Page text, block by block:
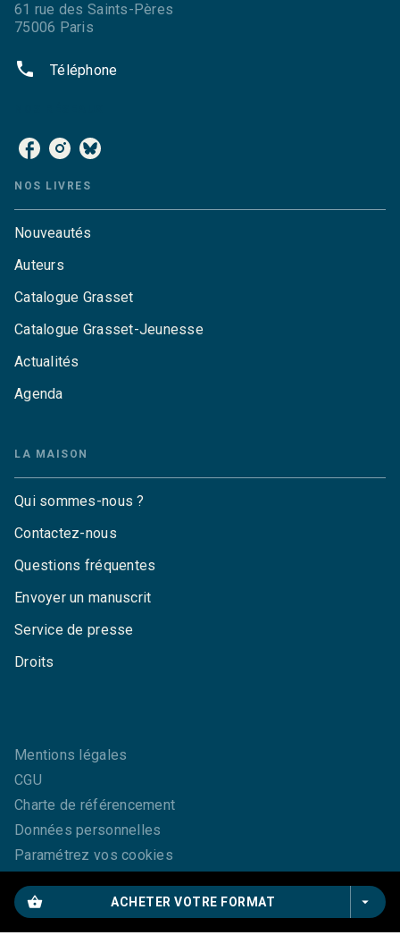
shopping_basket ACHETER VOTRE FORMAT arrow_drop_down
61 rue des Saints-Pères
75006 Paris
phone Téléphone
NOS LIVRES
Nouveautés
Auteurs
Catalogue Grasset
Catalogue Grasset-Jeunesse
Actualités
Agenda
LA MAISON
Qui sommes-nous ?
Contactez-nous
Questions fréquentes
Envoyer un manuscrit
Service de presse
Droits
Mentions légales
CGU
Charte de référencement
Données personnelles
Paramétrez vos cookies